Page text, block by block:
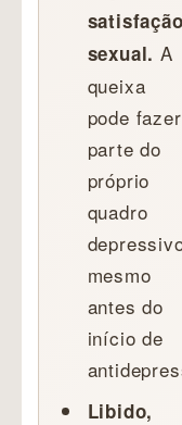
satisfação
sexual. A
queixa
pode fazer
parte do
próprio
quadro
mesmo
antes do
início de
Libido,